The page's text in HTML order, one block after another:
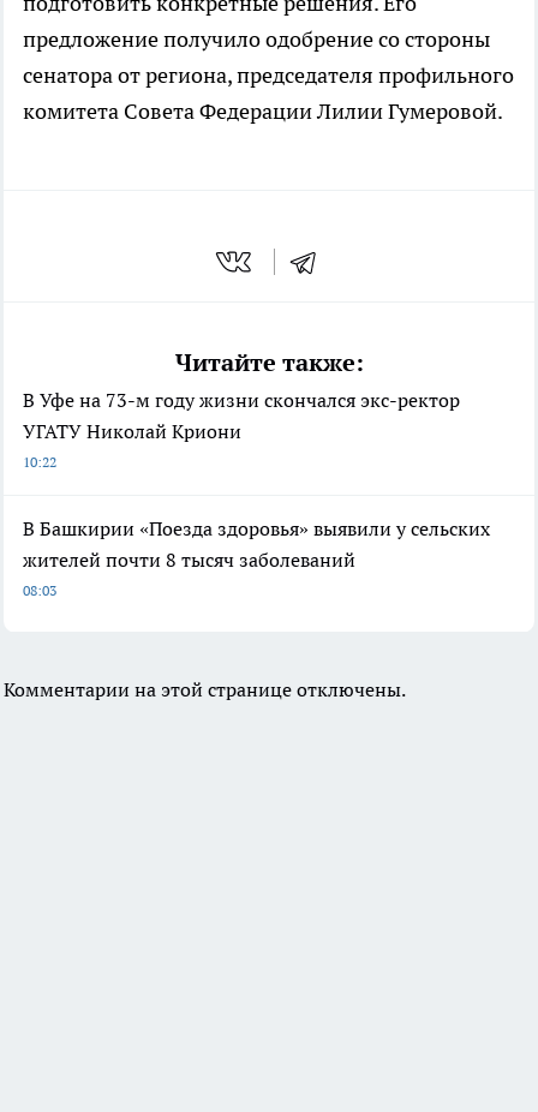
предложение получило одобрение со стороны
сенатора от региона, председателя профильного
комитета Совета Федерации Лилии Гумеровой.
Читайте также:
В Уфе на 73-м году жизни скончался экс-ректор
УГАТУ Николай Криони
10:22
В Башкирии «Поезда здоровья» выявили у сельских
жителей почти 8 тысяч заболеваний
08:03
Комментарии на этой странице отключены.